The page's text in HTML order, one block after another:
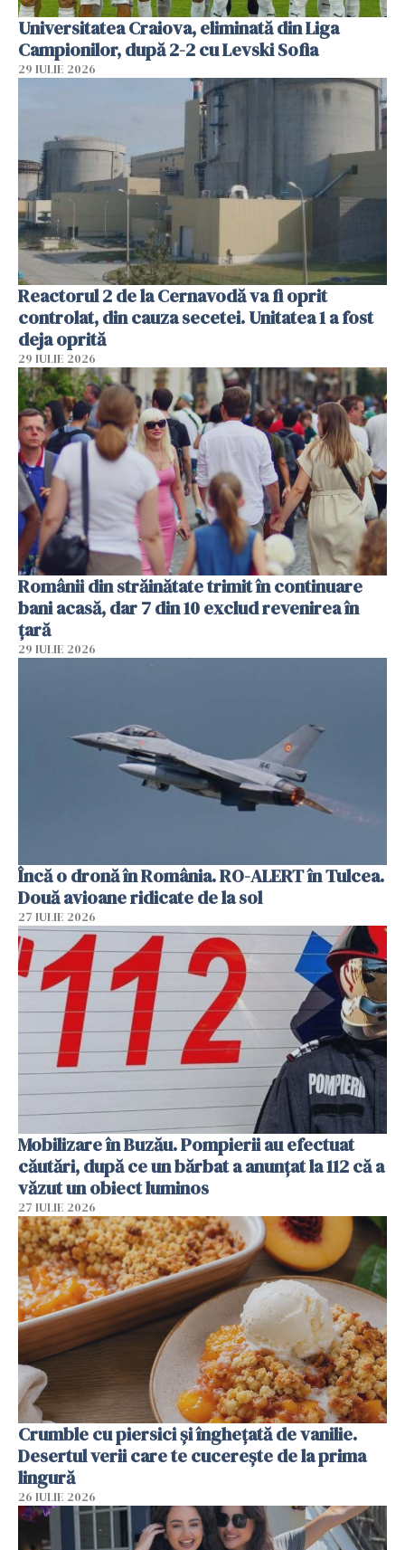
Universitatea Craiova, eliminată din Liga
Campionilor, după 2-2 cu Levski Sofia
29 IULIE 2026
Reactorul 2 de la Cernavodă va fi oprit
controlat, din cauza secetei. Unitatea 1 a fost
deja oprită
29 IULIE 2026
Românii din străinătate trimit în continuare
bani acasă, dar 7 din 10 exclud revenirea în
țară
29 IULIE 2026
Încă o dronă în România. RO-ALERT în Tulcea.
Două avioane ridicate de la sol
27 IULIE 2026
Mobilizare în Buzău. Pompierii au efectuat
căutări, după ce un bărbat a anunțat la 112 că a
văzut un obiect luminos
27 IULIE 2026
Crumble cu piersici și înghețată de vanilie.
Desertul verii care te cucerește de la prima
lingură
26 IULIE 2026